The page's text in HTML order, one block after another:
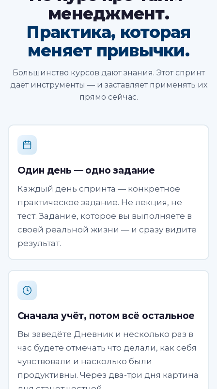
менеджмент.
Практика, которая
меняет привычки.
Большинство курсов дают знания. Этот спринт
даёт инструменты — и заставляет применять их
прямо сейчас.
Один день — одно задание
Каждый день спринта — конкретное
практическое задание. Не лекция, не
тест. Задание, которое вы выполняете в
своей реальной жизни — и сразу видите
результат.
Сначала учёт, потом всё остальное
Вы заведёте Дневник и несколько раз в
час будете отмечать что делали, как себя
чувствовали и насколько были
продуктивны. Через два-три дня картина